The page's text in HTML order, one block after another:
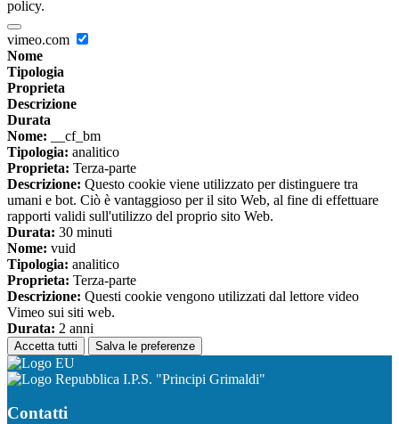
policy.
vimeo.com
Nome
Tipologia
Proprieta
Descrizione
Durata
Nome: __cf_bm
Tipologia: analitico
Proprieta: Terza-parte
Descrizione: Questo cookie viene utilizzato per distinguere tra
umani e bot. Ciò è vantaggioso per il sito Web, al fine di effettuare
rapporti validi sull'utilizzo del proprio sito Web.
Durata: 30 minuti
Nome: vuid
Tipologia: analitico
Proprieta: Terza-parte
Descrizione: Questi cookie vengono utilizzati dal lettore video
Vimeo sui siti web.
Durata: 2 anni
Accetta tutti Salva le preferenze
I.P.S. "Principi Grimaldi"
Contatti